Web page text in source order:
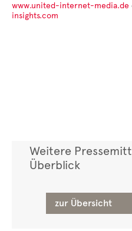
www.united-internet-media.de
insights.com
Weitere
Überblick
zur Übersicht